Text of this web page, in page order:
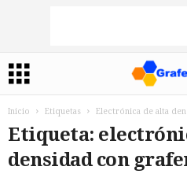
Inicio Etiquetas Electrónica de alta
Etiqueta:
densidad con